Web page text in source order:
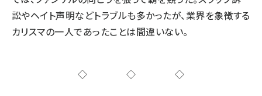
訟やヘイト声明などトラブルも多かったが、業界を象徴する
カリスマの一人であったことは間違いない。
◇◇◇